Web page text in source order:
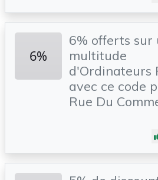
6%
6% offerts sur
multitude
d'Ordinateurs
avec ce code
Rue Du